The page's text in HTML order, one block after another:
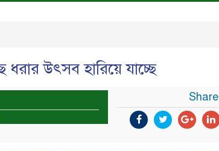
উৎসব হারিয়ে যাচ্ছে
Share